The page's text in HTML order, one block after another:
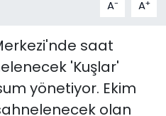
A- A+
saat
'Kuşlar'
yönetiyor. Ekim
olan